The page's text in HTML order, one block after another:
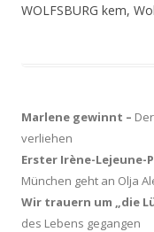
WOLFSBURG kem,
Marlene gewinnt –
verliehen
Erster Irène-Lejeune-
München geht an Olja
Wir trauern um „die
des Lebens gegangen